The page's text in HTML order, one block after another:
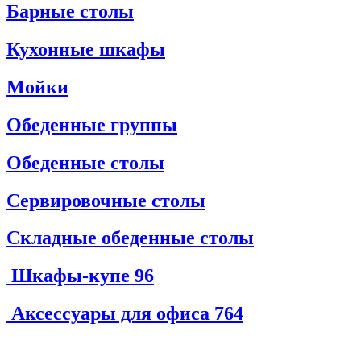
Барные столы
Кухонные шкафы
Мойки
Обеденные группы
Обеденные столы
Сервировочные столы
Складные обеденные столы
Шкафы-купе 96
Аксессуары для офиса 764